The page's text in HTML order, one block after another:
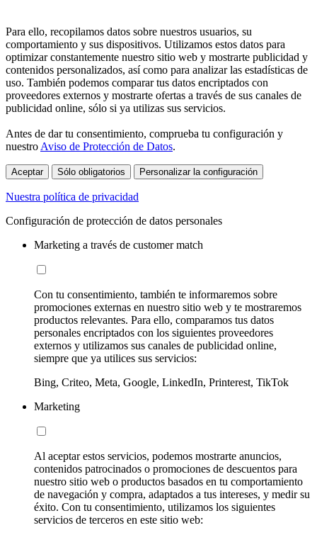
Para ello, recopilamos datos sobre nuestros usuarios, su
comportamiento y sus dispositivos. Utilizamos estos datos para
optimizar constantemente nuestro sitio web y mostrarte publicidad y
contenidos personalizados, así como para analizar las estadísticas de
uso. También podemos comparar tus datos encriptados con
proveedores externos y mostrarte ofertas a través de sus canales de
publicidad online, sólo si ya utilizas sus servicios.
Antes de dar tu consentimiento, comprueba tu configuración y
nuestro Aviso de Protección de Datos.
Aceptar Sólo obligatorios Personalizar la configuración
Nuestra política de privacidad
Configuración de protección de datos personales
Marketing a través de customer match
Con tu consentimiento, también te informaremos sobre
promociones externas en nuestro sitio web y te mostraremos
productos relevantes. Para ello, comparamos tus datos
personales encriptados con los siguientes proveedores
externos y utilizamos sus canales de publicidad online,
siempre que ya utilices sus servicios:
Bing, Criteo, Meta, Google, LinkedIn, Printerest, TikTok
Marketing
Al aceptar estos servicios, podemos mostrarte anuncios,
contenidos patrocinados o promociones de descuentos para
nuestro sitio web o productos basados en tu comportamiento
de navegación y compra, adaptados a tus intereses, y medir su
éxito. Con tu consentimiento, utilizamos los siguientes
servicios de terceros en este sitio web: